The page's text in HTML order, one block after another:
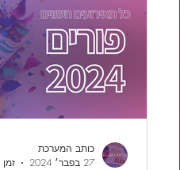
כותב המערכת
27 בפבר׳ 2024
זמן